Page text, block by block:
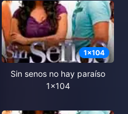
1x104
Sin senos no hay paraíso
1x104